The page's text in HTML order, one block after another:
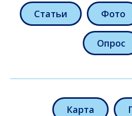
Статьи Фото
Опрос
Карта